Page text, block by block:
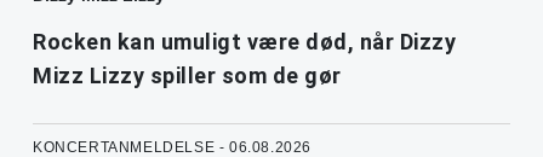
Rocken kan umuligt være død, når Dizzy
Mizz Lizzy spiller som de gør
KONCERTANMELDELSE - 06.08.2026